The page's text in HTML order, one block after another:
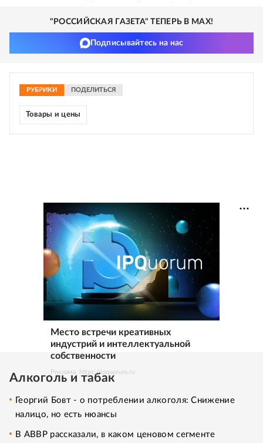
"РОССИЙСКАЯ ГАЗЕТА" ТЕПЕРЬ В MAX!
Подписывайтесь на нас
РУБРИКИ ПОДЕЛИТЬСЯ
Товары и цены
Место встречи креативных
индустрий и интеллектуальной
собственности
Реклама. https://ipquorum.ru
Алкоголь и табак
Георгий Бовт - о потреблении алкоголя: Снижение
налицо, но есть нюансы
В АВВР рассказали, в каком ценовом сегменте